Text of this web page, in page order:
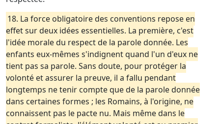
18. La force obligatoire des conventions repose en
effet sur deux idées essentielles. La première, c'est
l'idée morale du respect de la parole donnée. Les
enfants eux-mêmes s'indignent quand l'un d'eux ne
tient pas sa parole. Sans doute, pour protéger la
volonté et assurer la preuve, il a fallu pendant
longtemps ne tenir compte que de la parole donnée
dans certaines formes ; les Romains, à l'origine, ne
connaissent pas le pacte nu. Mais même dans le